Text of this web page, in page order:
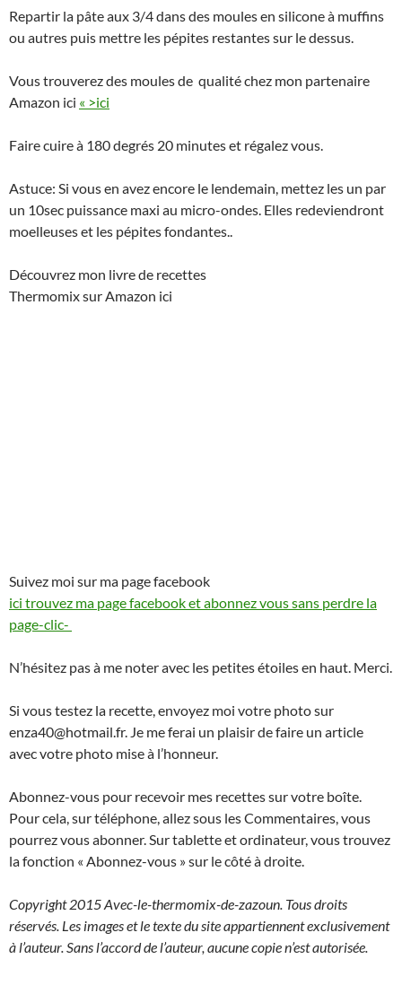
Repartir la pâte aux 3/4 dans des moules en silicone à muffins
ou autres puis mettre les pépites restantes sur le dessus.
Vous trouverez des moules de qualité chez mon partenaire
Amazon ici « >ici
Faire cuire à 180 degrés 20 minutes et régalez vous.
Astuce: Si vous en avez encore le lendemain, mettez les un par
un 10sec puissance maxi au micro-ondes. Elles redeviendront
moelleuses et les pépites fondantes..
Découvrez mon livre de recettes
Thermomix sur Amazon ici
Suivez moi sur ma page facebook
ici trouvez ma page facebook et abonnez vous sans perdre la
page-clic-
N’hésitez pas à me noter avec les petites étoiles en haut. Merci.
Si vous testez la recette, envoyez moi votre photo sur
enza40@hotmail.fr. Je me ferai un plaisir de faire un article
avec votre photo mise à l’honneur.
Abonnez-vous pour recevoir mes recettes sur votre boîte.
Pour cela, sur téléphone, allez sous les Commentaires, vous
pourrez vous abonner. Sur tablette et ordinateur, vous trouvez
la fonction « Abonnez-vous » sur le côté à droite.
Copyright 2015 Avec-le-thermomix-de-zazoun. Tous droits
réservés. Les images et le texte du site appartiennent exclusivement
à l’auteur. Sans l’accord de l’auteur, aucune copie n’est autorisée.